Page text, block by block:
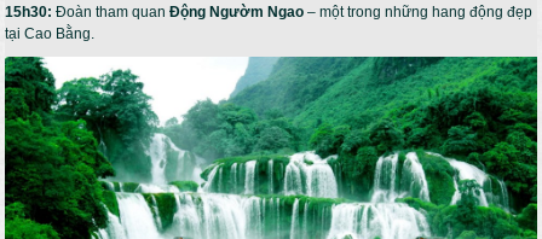
15h30: Đoàn tham quanĐộng Ngườm Ngao – một trong những hang động đẹp
tại Cao Bằng.